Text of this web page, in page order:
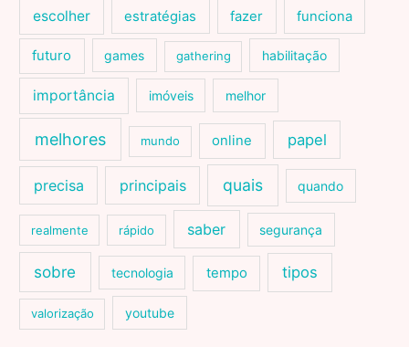
escolher estratégias fazer funciona
futuro games gathering habilitação
importância imóveis melhor
melhores mundo online papel
precisa principais quais quando
realmente rápido saber segurança
sobre tecnologia tempo tipos
valorização youtube